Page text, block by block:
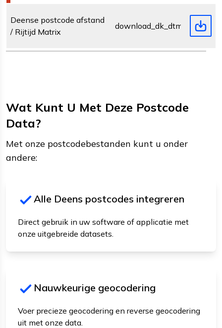
Deense postcode afstand
/ Rijtijd Matrix
download_dk_dtm.zip
Wat Kunt U Met Deze Postcode
Data?
Met onze postcodebestanden kunt u onder
andere:
Alle Deens postcodes integreren
Direct gebruik in uw software of applicatie met
onze uitgebreide datasets.
Nauwkeurige geocodering
Voer precieze geocodering en reverse geocodering
uit met onze data.